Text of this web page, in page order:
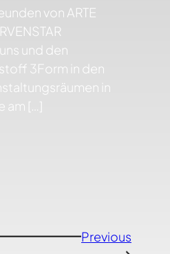
von ARTE
und den
3Form in den
in
am […]
Previous